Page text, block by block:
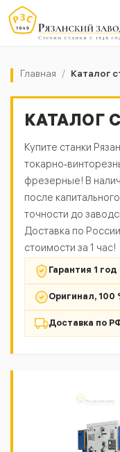
Главная / Каталог
КАТАЛОГ
Купите станки
фрезерные! В
после
точности до
Доставка по
стоимости за 1 час!
Гарантия 1 год
Оригинал, 100
Доставка по